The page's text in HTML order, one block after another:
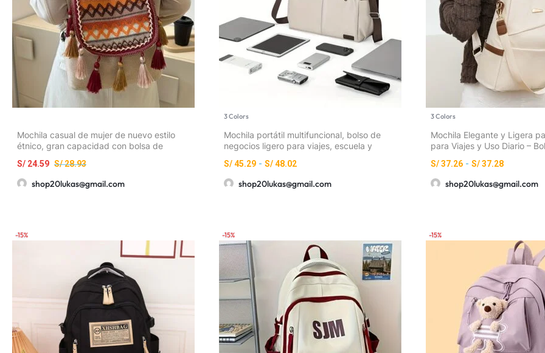
Mochila casual de mujer de nuevo estilo
étnico, gran capacidad con bolsa de
de moda S/28.93
S/ 24.59
shop20lukas@gmail.com
3 Colors
Mochila portátil multifuncional, bolso de
negocios ligero para viajes, escuela y
S/45.29 - S/48.02
shop20lukas@gmail.com
3 Colors
Mochila Elegante y Ligera
para Viajes y Uso Diario –
Cremallera y Detalles de
Escapada de Fin de Semana
Mano)
S/37.26 - S/37.28
shop20lukas@gmail.com
-15% -15% -15%